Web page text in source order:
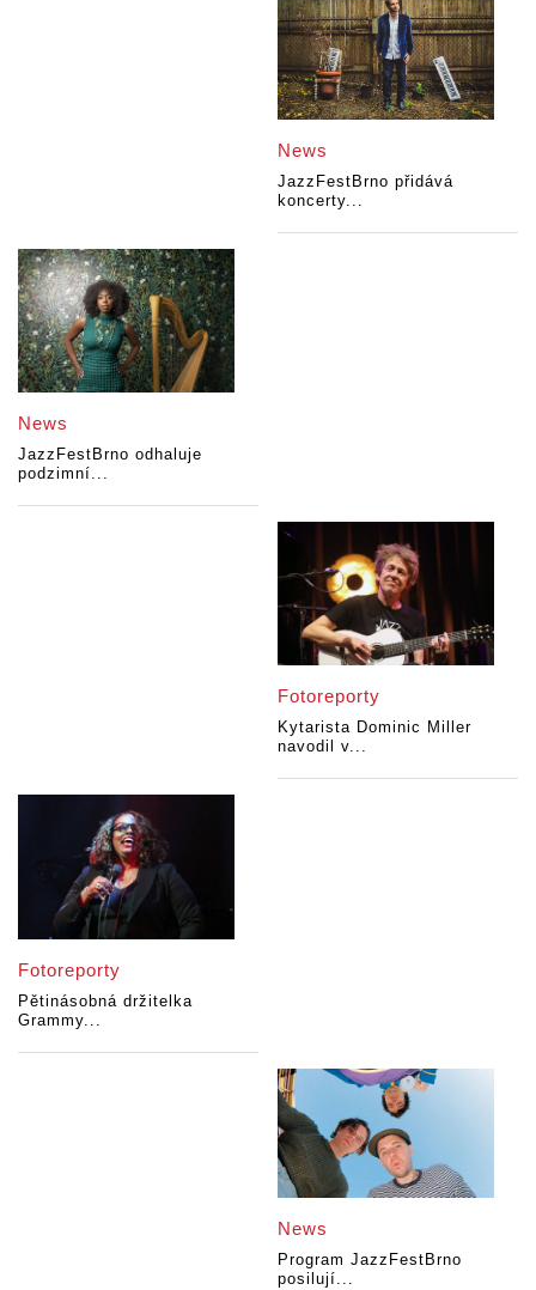
News
JazzFestBrno přidává
koncerty...
News
JazzFestBrno odhaluje
podzimní...
Fotoreporty
Kytarista Dominic Miller
navodil v...
Fotoreporty
Pětinásobná držitelka
Grammy...
News
Program JazzFestBrno
posilují...